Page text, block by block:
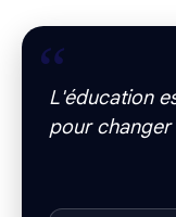
“
L'éducation
pour changer